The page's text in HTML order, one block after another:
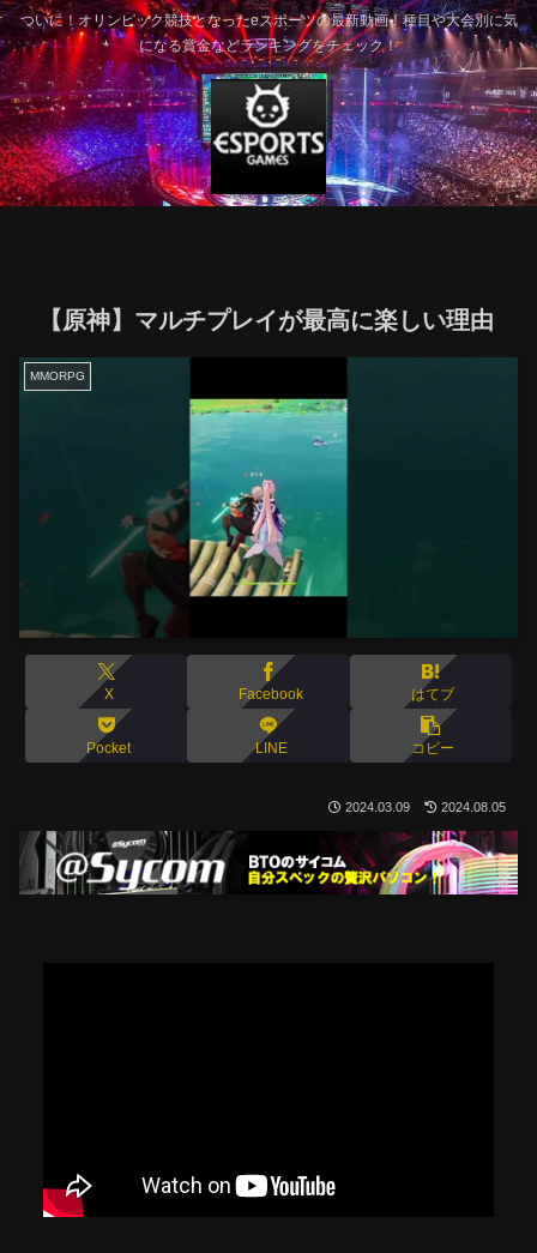
ついに！オリンピック競技となったeスポーツの最新動画！種目や大会別に気
になる賞金などランキングをチェック！
【原神】マルチプレイが最高に楽しい理由
MMORPG
X Facebook はてブ
Pocket LINE コピー
2024.03.09 2024.08.05